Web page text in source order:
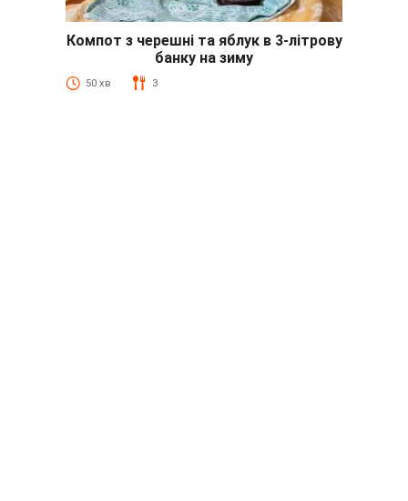
Компот з черешні та яблук в 3-літрову
банку на зиму
50 хв 3